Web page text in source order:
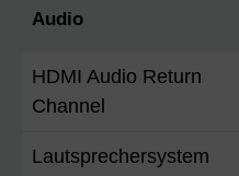
Audio
HDMI Audio Return
Channel
Lautsprechersystem